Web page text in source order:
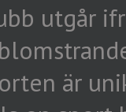
utgår
är